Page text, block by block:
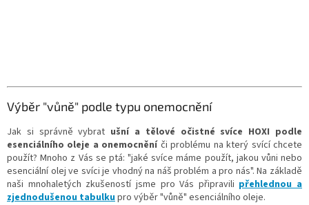
Výběr "vůně" podle typu onemocnění
Jak si správně vybrat ušní a tělové očistné svíce HOXI podle
esenciálního oleje a onemocněníči problému na který svící chcete
použít? Mnoho z Vás se ptá: "jaké svíce máme použít, jakou vůni nebo
esenciální olej ve svíci je vhodný na náš problém a pro nás". Na základě
naši mnohaletých zkušeností jsme pro Vás připravili přehlednou a
zjednodušenou tabulkupro výběr "vůně" esenciálního oleje.